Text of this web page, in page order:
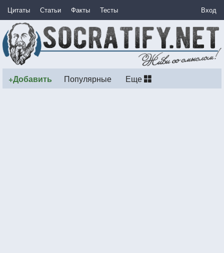
Цитаты Статьи Факты Тесты Вход
+Добавить Популярные Еще